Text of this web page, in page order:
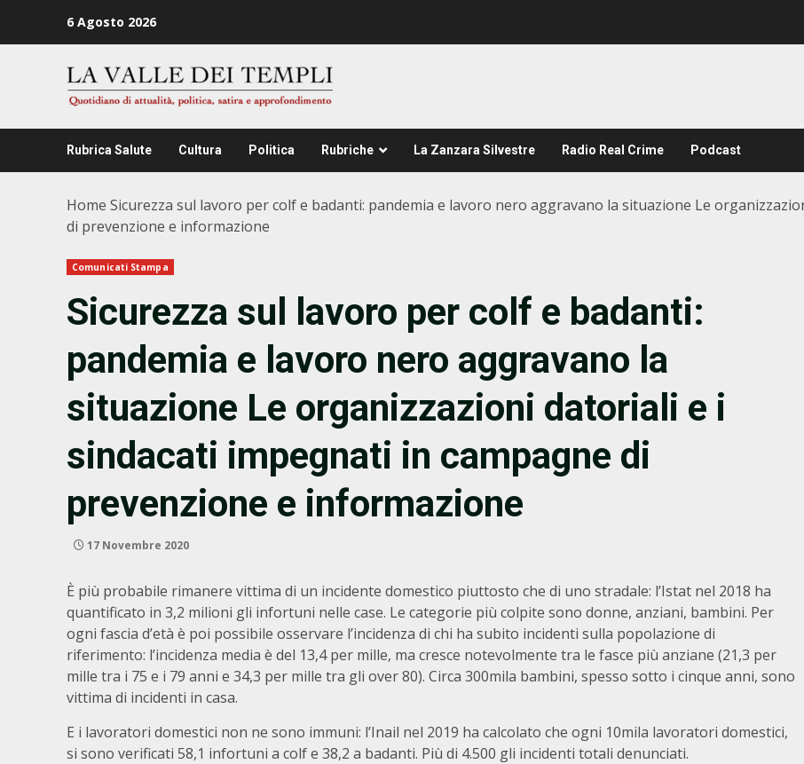
6 Agosto 2026
Rubrica Salute Cultura Politica Rubriche La Zanzara Silvestre Radio Real Crime Podcast
Home Sicurezza sul lavoro per colf e badanti: pandemia e lavoro nero aggravano la situazione Le
di prevenzione e informazione
Comunicati Stampa
Sicurezza sul lavoro per colf e badanti:
pandemia e lavoro nero aggravano la
situazione Le organizzazioni datoriali e i
sindacati impegnati in campagne di
prevenzione e informazione
17 Novembre 2020
È più probabile rimanere vittima di un incidente domestico piuttosto che di uno stradale: l’Istat nel 2018 ha
quantificato in 3,2 milioni gli infortuni nelle case. Le categorie più colpite sono donne, anziani, bambini. Per
ogni fascia d’età è poi possibile osservare l’incidenza di chi ha subito incidenti sulla popolazione di
riferimento: l’incidenza media è del 13,4 per mille, ma cresce notevolmente tra le fasce più anziane (21,3 per
mille tra i 75 e i 79 anni e 34,3 per mille tra gli over 80). Circa 300mila bambini, spesso sotto i cinque anni, sono
vittima di incidenti in casa.
E i lavoratori domestici non ne sono immuni: l’Inail nel 2019 ha calcolato che ogni 10mila lavoratori domestici,
si sono verificati 58,1 infortuni a colf e 38,2 a badanti. Più di 4.500 gli incidenti totali denunciati.